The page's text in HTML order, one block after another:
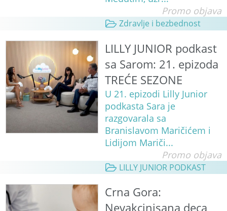
Promo objava
Zdravlje i bezbednost
LILLY JUNIOR podkast
sa Sarom: 21. epizoda
TREĆE SEZONE
U 21. epizodi Lilly Junior
podkasta Sara je
razgovarala sa
Branislavom Maričićem i
Lidijom Mariči...
Promo objava
LILLY JUNIOR PODKAST
Crna Gora:
Nevakcinisana deca